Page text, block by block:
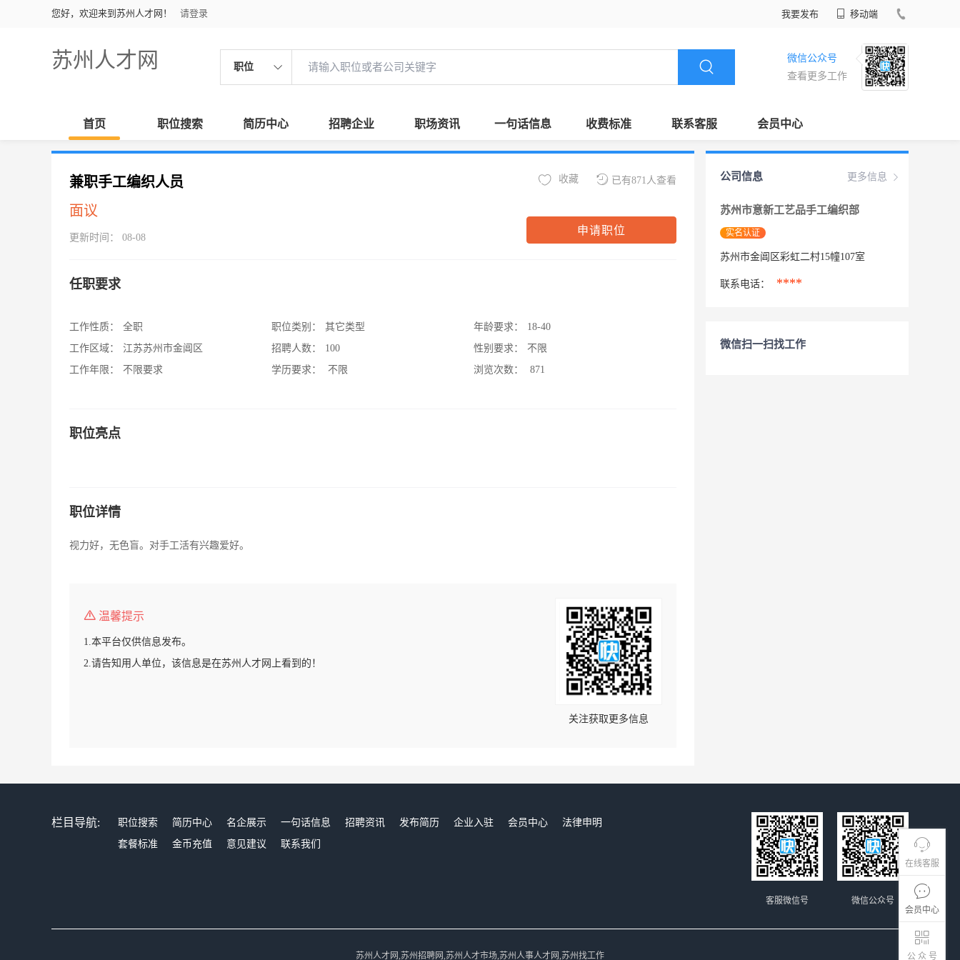
您好，欢迎来到苏州人才网！ 请登录 我要发布 移动端
苏州人才网 职位
微信公众号
查看更多工作
首页 职位搜索 简历中心 招聘企业 职场资讯 一句话信息 收费标准 联系客服 会员中心
在线客服
会员中心
公 众 号
兼职手工编织人员
面议
更新时间： 08-08
已有871人查看
收藏
申请职位
任职要求
工作性质：
全职
工作区域：
江苏苏州市金阊区
工作年限：
不限要求
职位类别：
其它类型
招聘人数：
100
学历要求：
不限
年龄要求：
18-40
性别要求：
不限
浏览次数：
871
职位亮点
职位详情
视力好，无色盲。对手工活有兴趣爱好。
温馨提示
1.本平台仅供信息发布。
2.请告知用人单位，该信息是在苏州人才网上看到的！
关注获取更多信息
更多信息
公司信息
苏州市意新工艺品手工编织部
实名认证
苏州市金阊区彩虹二村15幢107室
联系电话： ****
微信扫一扫找工作
栏目导航: 职位搜索 简历中心 名企展示 一句话信息 招聘资讯 发布简历 企业入驻 会员中心
法律申明
套餐标准
金币充值 意见建议 联系我们
微信公众号
客服微信号
苏州人才网,苏州招聘网,苏州人才市场,苏州人事人才网,苏州找工作